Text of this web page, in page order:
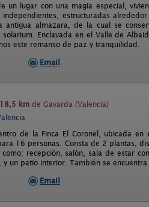
un lugar con una magia especial,
estructuradas
almazara, de la cual se
Enclavada en el Valle de
este remanso de paz y tranquilidad.
Email
18,5 km de Gavarda (Valencia)
de la Finca El Coronel, ubicada
16 personas. Consta de 2 plantas,
recepción, salón, sala de estar
un patio interior. También se encuentra
Email